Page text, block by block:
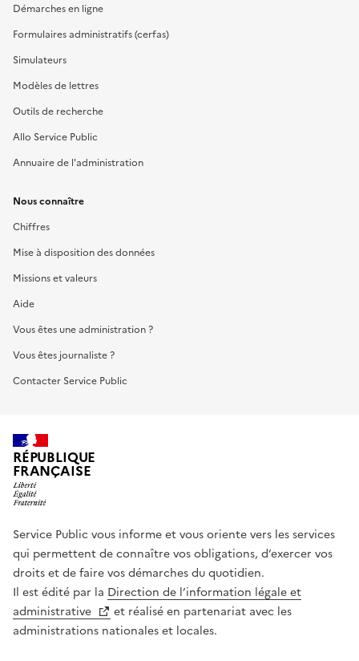
Démarches en ligne
Formulaires administratifs (cerfas)
Simulateurs
Modèles de lettres
Outils de recherche
Allo Service Public
Annuaire de l'administration
Nous connaître
Chiffres
Mise à disposition des données
Missions et valeurs
Aide
Vous êtes une administration ?
Vous êtes journaliste ?
Contacter Service Public
RÉPUBLIQUE
FRANÇAISE
Service Public vous informe et vous oriente vers les services
qui permettent de connaître vos obligations, d’exercer vos
droits et de faire vos démarches du quotidien.
Il est édité par la Direction de l’information légale et
administrative
et réalisé en partenariat avec les
administrations nationales et locales.